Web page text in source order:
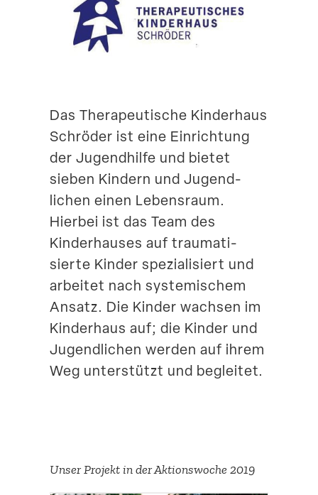
Suche
Das Thera­peu­tische Kinderhaus
Schröder ist eine Einrichtung
der Jugend­hilfe und bietet
sieben Kindern und Jugend­
lichen einen Lebensraum.
Hierbei ist das Team des
Kinder­hauses auf trauma­ti­
sierte Kinder spezia­li­siert und
arbeitet nach syste­mi­schem
Ansatz. Die Kinder wachsen im
Kinderhaus auf; die Kinder und
Jugend­lichen werden auf ihrem
Weg unter­stützt und begleitet.
Unser Projekt in der Aktions­woche 2019